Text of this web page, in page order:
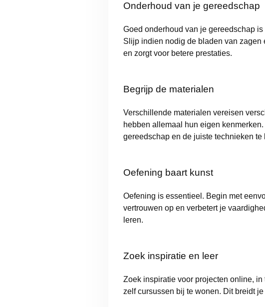
Onderhoud van je gereedschap
Goed onderhoud van je gereedschap
Slijp indien nodig de bladen van
en zorgt voor betere prestaties.
Begrijp de materialen
Verschillende materialen vereisen
hebben allemaal hun eigen
gereedschap en de juiste technieken te
Oefening baart kunst
Oefening is essentieel. Begin met
vertrouwen op en verbetert je
leren.
Zoek inspiratie en leer
Zoek inspiratie voor projecten online,
zelf cursussen bij te wonen. Dit breidt